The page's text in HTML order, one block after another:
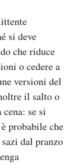
si deve
che riduce
o cedere a
versioni del
il salto o
se si
probabile che
dal pranzo